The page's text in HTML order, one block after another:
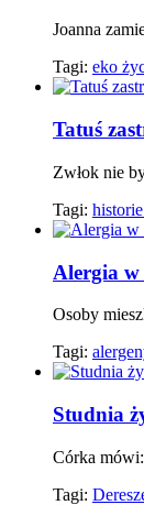
Joanna
Tagi: eko
Tatuś
Zwłok nie
Tagi:
Alergia w
Osoby
Tagi:
Studnia
Córka
Tagi: